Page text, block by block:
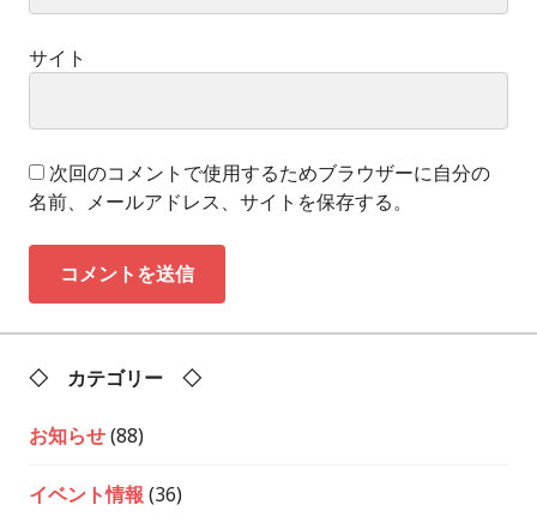
サイト
次回のコメントで使用するためブラウザーに自分の
名前、メールアドレス、サイトを保存する。
◇ カテゴリー ◇
お知らせ(88)
イベント情報 (36)